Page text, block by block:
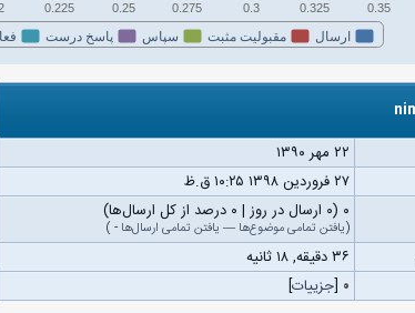
ارسال مقبولیت مثبت سپاس پاسخ درست
0.225 0.25 0.275 0.3 0.325 0.35
۲۲ مهر ۱۳۹۰
۲۷ فروردین ۱۳۹۸ ۱۰:۲۵ ق.ظ
۰ (۰ ارسال در روز | ۰ درصد از کل ارسال‌ها)
(یافتن تمامی موضوع‌ها — یافتن تمامی ارسال‌ها -
)
۳۶ دقیقه, ۱۸ ثانیه
۰ [جزییات]